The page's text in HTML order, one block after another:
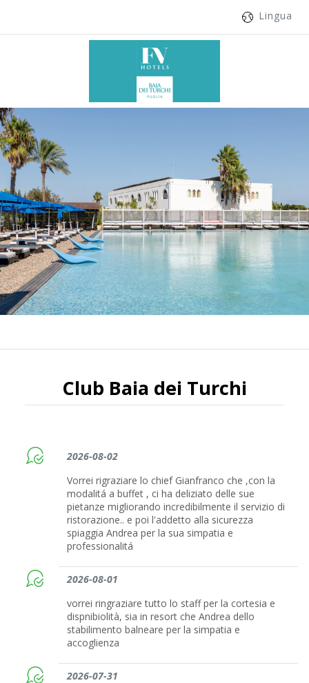
Lingua
Club Baia dei Turchi
2026-08-02
Vorrei rigraziare lo chief Gianfranco che ,con la
modalitá a buffet , ci ha deliziato delle sue
pietanze migliorando incredibilmente il servizio di
ristorazione.. e poi l'addetto alla sicurezza
spiaggia Andrea per la sua simpatia e
professionalitá
2026-08-01
vorrei ringraziare tutto lo staff per la cortesia e
dispnibiolità, sia in resort che Andrea dello
stabilimento balneare per la simpatia e
accoglienza
2026-07-31